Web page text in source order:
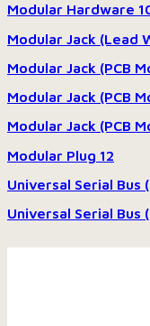
Modular Hardware
Modular Jack (Lead
Modular Jack (PCB
Modular Jack (PCB
Modular Jack (PCB
Modular Plug 12
Universal Serial Bus
Universal Serial Bus